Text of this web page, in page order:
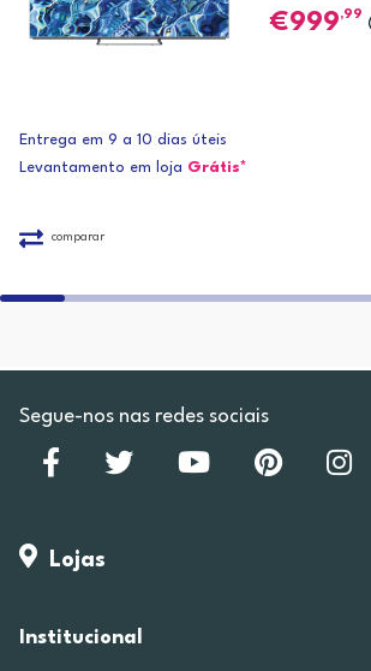
999,99
Entrega em 9 a 10 dias úteis
Levantamento em loja Grátis*
comparar
Segue-nos nas redes sociais
Lojas
Institucional